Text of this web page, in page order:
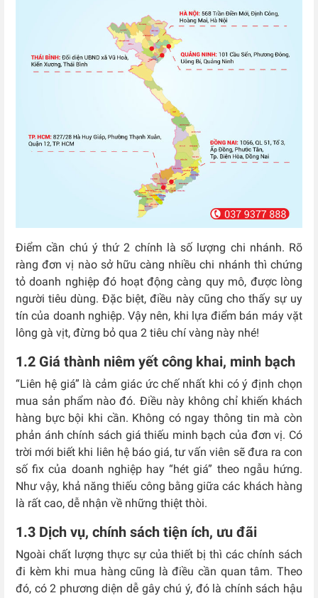
Điểm cần chú ý thứ 2 chính là số lượng chi nhánh. Rõ
ràng đơn vị nào sở hữu càng nhiều chi nhánh thì chứng
tỏ doanh nghiệp đó hoạt động càng quy mô, được lòng
người tiêu dùng. Đặc biệt, điều này cũng cho thấy sự uy
tín của doanh nghiệp. Vậy nên, khi lựa điểm bán máy vặt
lông gà vịt, đừng bỏ qua 2 tiêu chí vàng này nhé!
1.2 Giá thành niêm yết công khai, minh bạch
“Liên hệ giá” là cảm giác ức chế nhất khi có ý định chọn
mua sản phẩm nào đó. Điều này không chỉ khiến khách
hàng bực bội khi cần. Không có ngay thông tin mà còn
phản ánh chính sách giá thiếu minh bạch của đơn vị. Có
trời mới biết khi liên hệ báo giá, tư vấn viên sẽ đưa ra con
số fix của doanh nghiệp hay “hét giá” theo ngẫu hứng.
Như vậy, khả năng thiếu công bằng giữa các khách hàng
là rất cao, dễ nhận về những thiệt thòi.
1.3 Dịch vụ, chính sách tiện ích, ưu đãi
Ngoài chất lượng thực sự của thiết bị thì các chính sách
đi kèm khi mua hàng cũng là điều cần quan tâm. Theo
đó, có 2 phương diện dễ gây chú ý, đó là chính sách hậu